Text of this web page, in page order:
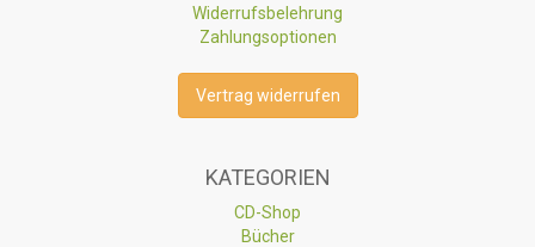
Widerrufsbelehrung
Zahlungsoptionen
Vertrag widerrufen
KATEGORIEN
CD-Shop
Bücher